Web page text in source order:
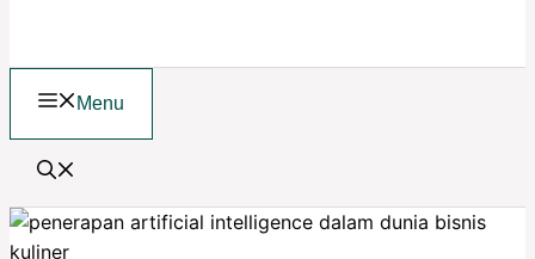
Menu